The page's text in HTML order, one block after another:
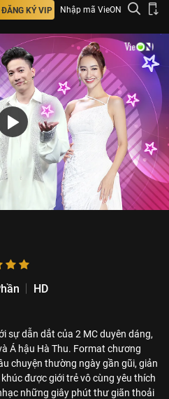
ĐĂNG KÝ VIP Nhập mã VieON
HD
sự dẫn dắt của 2 MC duyên dáng,
Á hậu Hà Thu. Format chương
chuyện thường ngày gần gũi, giản
được giới trẻ vô cùng yêu thích
những giây phút thư giãn thoải